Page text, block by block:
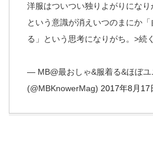
洋服はついつい独りよがりにな
という意識が消えいつのまにか
る」という思考になりがち。>続く
— MB@最おしゃ&服着る&ほぼユ
(@MBKnowerMag) 2017年8月17